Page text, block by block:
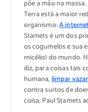
põe a mão na
Terra está a maior
organismo:A
Stamets é um dos
os cogumelos e sua
micélio) do mundo.
diz, para coisas tais
humana,limpar
contra surtos de
coisa, Paul Stamets